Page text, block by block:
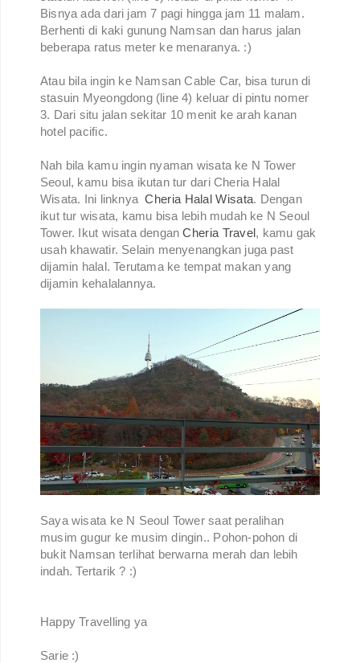
Bisnya ada dari jam 7 pagi hingga jam 11 malam.
Berhenti di kaki gunung Namsan dan harus jalan
beberapa ratus meter ke menaranya. :)
Atau bila ingin ke Namsan Cable Car, bisa turun di
stasuin Myeongdong (line 4) keluar di pintu nomer
3. Dari situ jalan sekitar 10 menit ke arah kanan
hotel pacific.
Nah bila kamu ingin nyaman wisata ke N Tower
Seoul, kamu bisa ikutan tur dari Cheria Halal
Wisata. Ini linknyaCheria Halal Wisata. Dengan
ikut tur wisata, kamu bisa lebih mudah ke N Seoul
Tower. Ikut wisata denganCheria Travel, kamu gak
usah khawatir. Selain menyenangkan juga past
dijamin halal. Terutama ke tempat makan yang
dijamin kehalalannya.
Saya wisata ke N Seoul Tower saat peralihan
musim gugur ke musim dingin.. Pohon-pohon di
bukit Namsan terlihat berwarna merah dan lebih
indah. Tertarik ? :)
Happy Travelling ya
Sarie :)